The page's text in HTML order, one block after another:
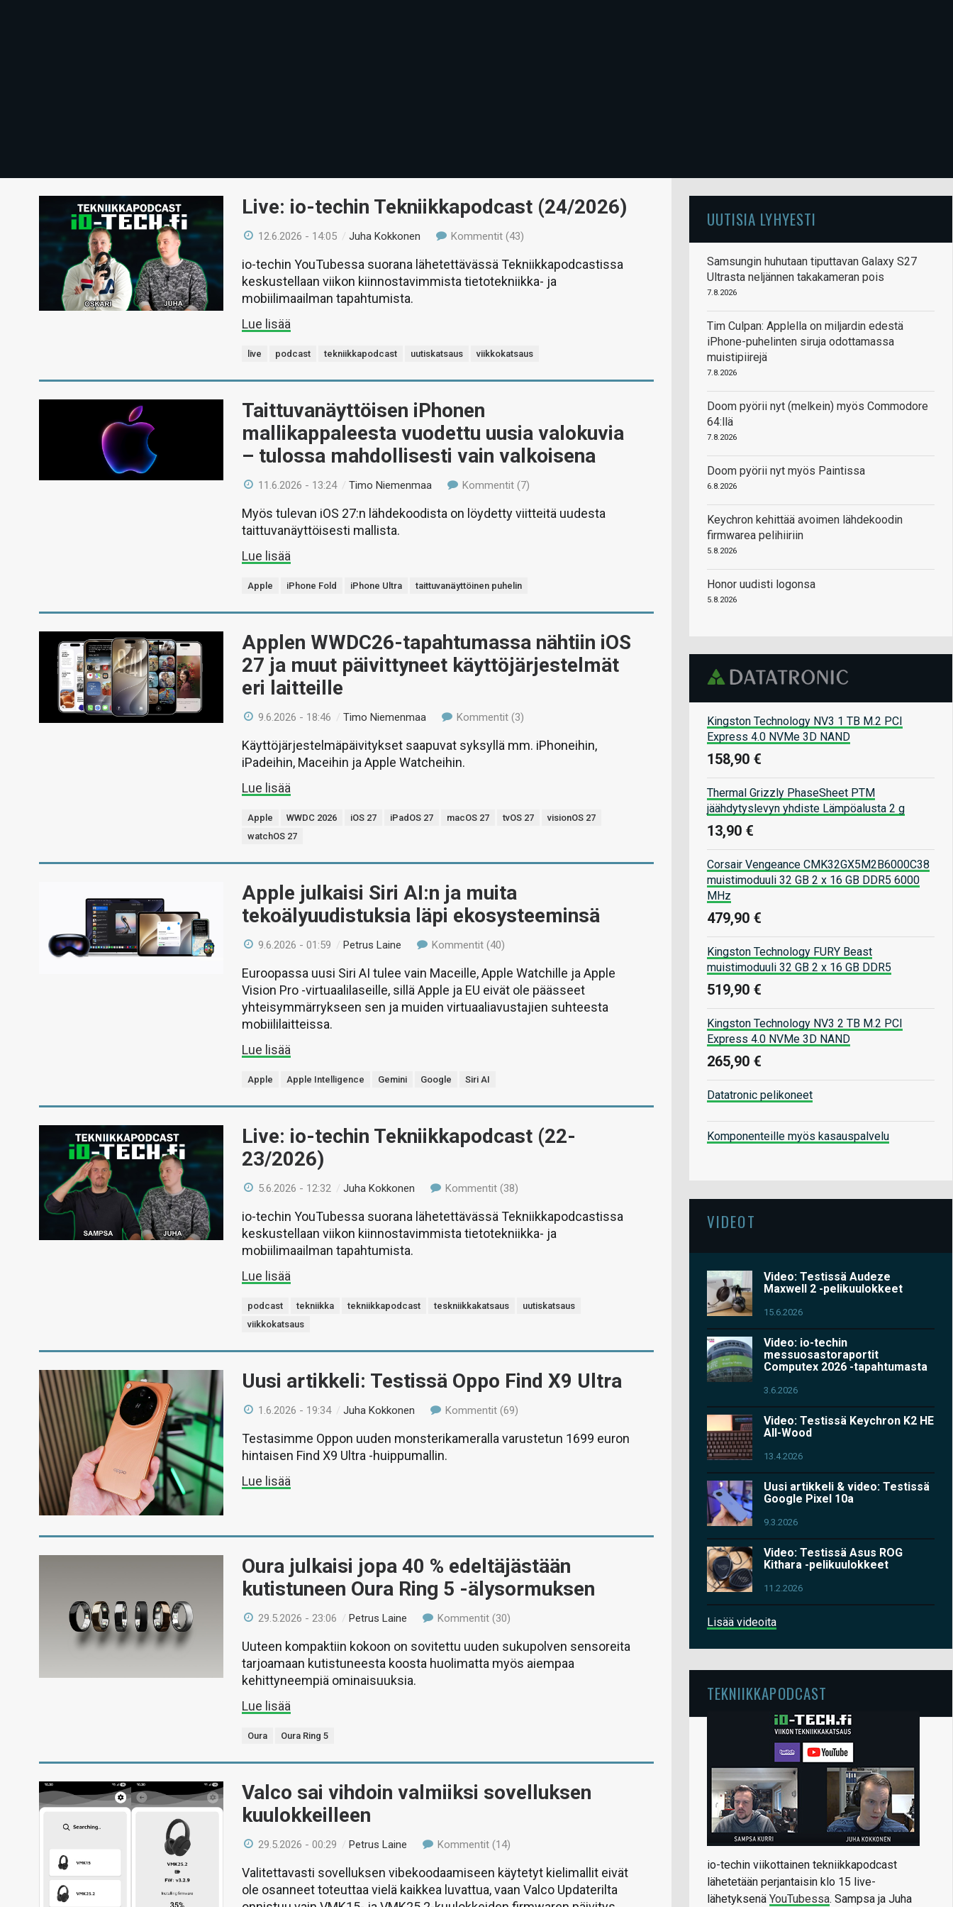
Live: io-techin Tekniikkapodcast (24/2026)
12.6.2026 - 14:05 /Juha Kokkonen Kommentit (43)
io-techin YouTubessa suorana lähetettävässä Tekniikkapodcastissa
keskustellaan viikon kiinnostavimmista tietotekniikka- ja
mobiilimaailman tapahtumista.
Lue lisää
live podcast tekniikkapodcast uutiskatsaus viikkokatsaus
Taittuvanäyttöisen iPhonen
mallikappaleesta vuodettu uusia valokuvia
– tulossa mahdollisesti vain valkoisena
11.6.2026 - 13:24 /Timo Niemenmaa Kommentit (7)
Myös tulevan iOS 27:n lähdekoodista on löydetty viitteitä uudesta
taittuvanäyttöisesti mallista.
Lue lisää
Apple iPhone Fold iPhone Ultra taittuvanäyttöinen puhelin
Applen WWDC26-tapahtumassa nähtiin iOS
27 ja muut päivittyneet käyttöjärjestelmät
eri laitteille
9.6.2026 - 18:46 /Timo Niemenmaa Kommentit (3)
Käyttöjärjestelmäpäivitykset saapuvat syksyllä mm. iPhoneihin,
iPadeihin, Maceihin ja Apple Watcheihin.
Lue lisää
Apple WWDC 2026 iOS 27 iPadOS 27 macOS 27 tvOS 27
visionOS 27
watchOS 27
Apple julkaisi Siri AI:n ja muita
tekoälyuudistuksia läpi ekosysteeminsä
9.6.2026 - 01:59 /Petrus Laine Kommentit (40)
Euroopassa uusi Siri AI tulee vain Maceille, Apple Watchille ja Apple
Vision Pro -virtuaalilaseille, sillä Apple ja EU eivät ole päässeet
yhteisymmärrykseen sen ja muiden virtuaaliavustajien suhteesta
mobiililaitteissa.
Lue lisää
Apple Apple Intelligence Gemini Google Siri AI
Live: io-techin Tekniikkapodcast (22-
23/2026)
5.6.2026 - 12:32 /Juha Kokkonen Kommentit (38)
io-techin YouTubessa suorana lähetettävässä Tekniikkapodcastissa
keskustellaan viikon kiinnostavimmista tietotekniikka- ja
mobiilimaailman tapahtumista.
Lue lisää
podcast tekniikka tekniikkapodcast teskniikkakatsaus
uutiskatsaus
viikkokatsaus
Uusi artikkeli: Testissä Oppo Find X9 Ultra
1.6.2026 - 19:34 /Juha Kokkonen Kommentit (69)
Testasimme Oppon uuden monsterikameralla varustetun 1699 euron
hintaisen Find X9 Ultra -huippumallin.
Lue lisää
Oura julkaisi jopa 40 % edeltäjästään
kutistuneen Oura Ring 5 -älysormuksen
29.5.2026 - 23:06 /Petrus Laine Kommentit (30)
Uuteen kompaktiin kokoon on sovitettu uuden sukupolven sensoreita
tarjoamaan kutistuneesta koosta huolimatta myös aiempaa
kehittyneempiä ominaisuuksia.
Lue lisää
Oura Oura Ring 5
Valco sai vihdoin valmiiksi sovelluksen
kuulokkeilleen
29.5.2026 - 00:29 /Petrus Laine Kommentit (14)
Valitettavasti sovelluksen vibekoodaamiseen käytetyt kielimallit eivät
ole osanneet toteuttaa vielä kaikkea luvattua, vaan Valco Updaterilta
UUTISIA LYHYESTI
Samsungin huhutaan tiputtavan Galaxy S27
Ultrasta neljännen takakameran pois
7.8.2026
Tim Culpan: Applella on miljardin edestä
iPhone-puhelinten siruja odottamassa
muistipiirejä
7.8.2026
Doom pyörii nyt (melkein) myös Commodore
64:llä
7.8.2026
Doom pyörii nyt myös Paintissa
6.8.2026
Keychron kehittää avoimen lähdekoodin
firmwarea pelihiiriin
5.8.2026
Honor uudisti logonsa
5.8.2026
Kingston Technology NV3 1 TB M.2 PCI
Express 4.0 NVMe 3D NAND
158,90 €
Thermal Grizzly PhaseSheet PTM
jäähdytyslevyn yhdiste Lämpöalusta 2 g
13,90 €
Corsair Vengeance CMK32GX5M2B6000C38
muistimoduuli 32 GB 2 x 16 GB DDR5 6000
MHz
479,90 €
Kingston Technology FURY Beast
muistimoduuli 32 GB 2 x 16 GB DDR5
519,90 €
Kingston Technology NV3 2 TB M.2 PCI
Express 4.0 NVMe 3D NAND
265,90 €
Datatronic pelikoneet
Komponenteille myös kasauspalvelu
VIDEOT
Video: Testissä Audeze
Maxwell 2 -pelikuulokkeet
15.6.2026
Video: io-techin
messuosastoraportit
Computex 2026 -tapahtumasta
3.6.2026
Video: Testissä Keychron K2 HE
All-Wood
13.4.2026
Uusi artikkeli & video: Testissä
Google Pixel 10a
9.3.2026
Video: Testissä Asus ROG
Kithara -pelikuulokkeet
11.2.2026
Lisää videoita
TEKNIIKKAPODCAST
io-techin viikottainen tekniikkapodcast
lähetetään perjantaisin klo 15 live-
lähetyksenä YouTubessa. Sampsa ja Juha